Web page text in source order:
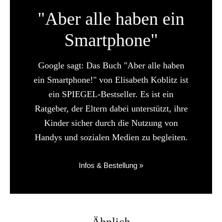
"Aber alle haben ein
Smartphone"
Google sagt: Das Buch "Aber alle haben
ein Smartphone!" von Elisabeth Koblitz ist
ein SPIEGEL-Bestseller. Es ist ein
Ratgeber, der Eltern dabei unterstützt, ihre
Kinder sicher durch die Nutzung von
Handys und sozialen Medien zu begleiten.
Infos & Bestellung »